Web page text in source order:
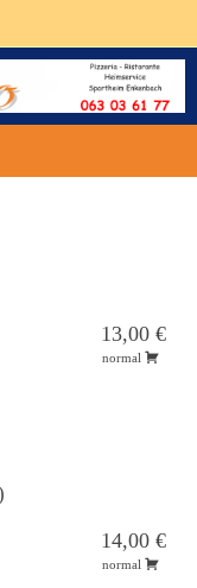
13,00 €
normal
14,00 €
normal